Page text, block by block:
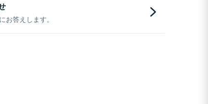
お答えします。